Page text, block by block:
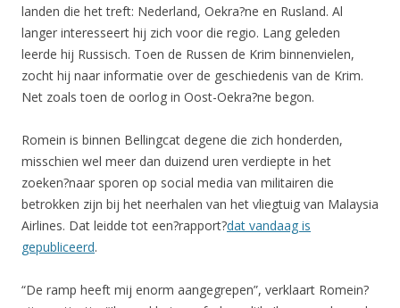
landen die het treft: Nederland, Oekra?ne en Rusland. Al
langer interesseert hij zich voor die regio. Lang geleden
leerde hij Russisch. Toen de Russen de Krim binnenvielen,
zocht hij naar informatie over de geschiedenis van de Krim.
Net zoals toen de oorlog in Oost-Oekra?ne begon.
Romein is binnen Bellingcat degene die zich honderden,
misschien wel meer dan duizend uren verdiepte in het
zoeken?naar sporen op social media van militairen die
betrokken zijn bij het neerhalen van het vliegtuig van Malaysia
Airlines. Dat leidde tot een?rapport?dat vandaag is
gepubliceerd.
“De ramp heeft mij enorm aangegrepen”, verklaart Romein?